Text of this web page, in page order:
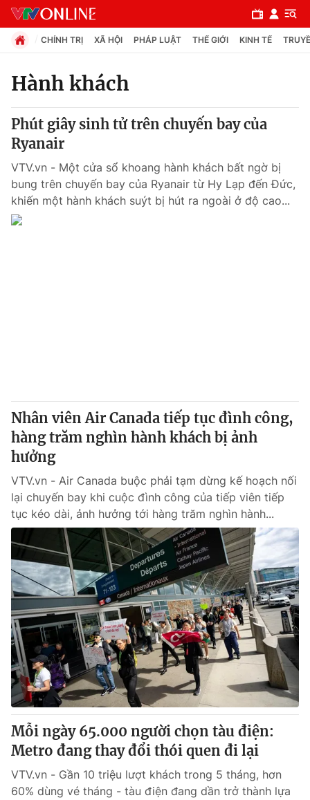
Chuyên mục
Chính trị
Xã hội
Pháp luật
Góc doanh nghiệp
Truyền hình
Phim VTV
Hậu trường
Nhân vật
Khán giả
Giải sao mai
Giải trí
Điện ảnh
Âm nhạc
Sao
Đời sống
Du lịch
Làm đẹp
Chất lượng cuộc sống
Giáo dục
Tuyển sinh
Học trực tuyến
Công nghệ
Hitech Công nghệ tương lai
Sản phẩm
Thị trường
Tư vấn
Giao lưu trực tuyến
Lịch phát sóng
Chuyên mục khác
Emagazine Podcast
Photo Infographic
CHÍNH TRỊ XÃ HỘI PHÁP LUẬT THẾ GIỚI KINH TẾ
Hành khách
Phút giây sinh tử trên chuyến bay của
Ryanair
VTV.vn - Một cửa sổ khoang hành khách bất ngờ bị
bung trên chuyến bay của Ryanair từ Hy Lạp đến Đức,
khiến một hành khách suýt bị hút ra ngoài ở độ cao...
Nhân viên Air Canada tiếp tục đình công,
hàng trăm nghìn hành khách bị ảnh
hưởng
VTV.vn - Air Canada buộc phải tạm dừng kế hoạch nối
lại chuyến bay khi cuộc đình công của tiếp viên tiếp
tục kéo dài, ảnh hưởng tới hàng trăm nghìn hành...
Mỗi ngày 65.000 người chọn tàu điện:
Metro đang thay đổi thói quen đi lại
VTV.vn - Gần 10 triệu lượt khách trong 5 tháng, hơn
60% dùng vé tháng - tàu điện đang dần trở thành lựa